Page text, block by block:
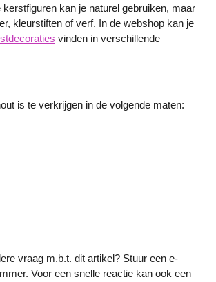
kan je naturel gebruiken, maar
kleurstiften of verf. In de webshop kan je
vinden in verschillende
is te verkrijgen in de volgende maten:
vraag m.b.t. dit artikel? Stuur een e-
Voor een snelle reactie kan ook een